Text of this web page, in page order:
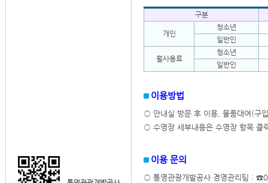
구분
개인
청소년
일반인
월사용료
청소년
일반인
이용방법
○ 안내실 방문 후 이용, 물품대여(구
○ 수영장 세부내용은 수영장 항목 클
이용 문의
○ 통영관광개발공사 경영관리팀 :